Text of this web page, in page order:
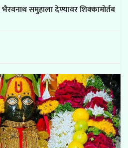
समुहाला देण्यावर शिक्कामोर्तब